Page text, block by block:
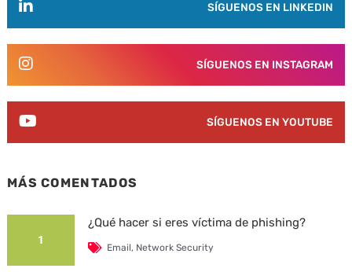
SÍGUENOS EN LINKEDIN
SÍGUENOS EN INSTAGRAM
SÍGUENOS EN YOUTUBE
MÁS COMENTADOS
1
¿Qué hacer si eres víctima de phishing?
Email, Network Security